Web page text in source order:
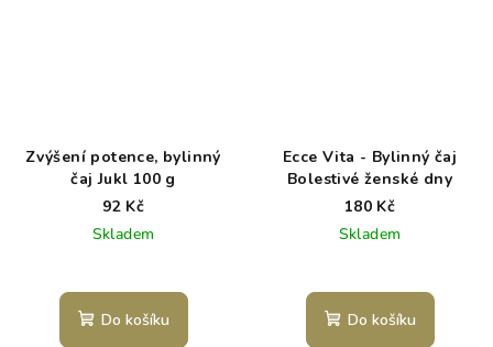
Zvýšení potence, bylinný
čaj Jukl 100 g
92 Kč
Skladem
Do košíku
Ecce Vita - Bylinný čaj
Bolestivé ženské dny
180 Kč
Skladem
Do košíku